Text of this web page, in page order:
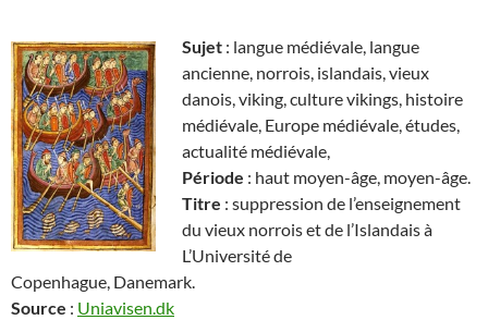
Sujet : langue médiévale, langue
ancienne, norrois, islandais, vieux
danois, viking, culture vikings, histoire
médiévale, Europe médiévale, études,
actualité médiévale,
Période : haut moyen-âge, moyen-âge.
Titre : suppression de l’enseignement
du vieux norrois et de l’Islandais à
L’Université de
Copenhague, Danemark.
Source : Uniavisen.dk